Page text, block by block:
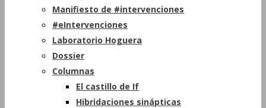
Manifiesto de #intervenciones
#eIntervenciones
Laboratorio Hoguera
Dossier
Columnas
El castillo de If
Hibridaciones sinápticas